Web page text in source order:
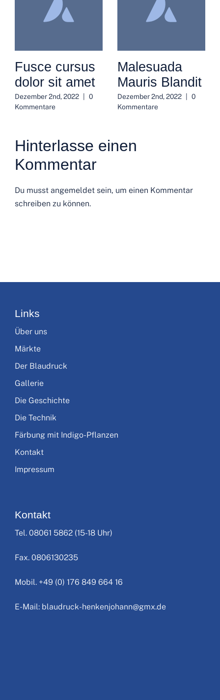
Fusce cursus
dolor sit amet
Dezember 2nd, 2022
0
Kommentare
Malesuada
Mauris Blandit
Dezember 2nd, 2022
0
Kommentare
Hinterlasse einen
Kommentar
Du musst angemeldet sein, um einen Kommentar
schreiben zu können.
Links
Über uns
Märkte
Der Blaudruck
Gallerie
Die Geschichte
Die Technik
Färbung mit Indigo-Pflanzen
Kontakt
Impressum
Kontakt
Tel. 08061 5862 (15-18 Uhr)
Fax. 0806130235
Mobil. +49 (0) 176 849 664 16
E-Mail: blaudruck-henkenjohann@gmx.de